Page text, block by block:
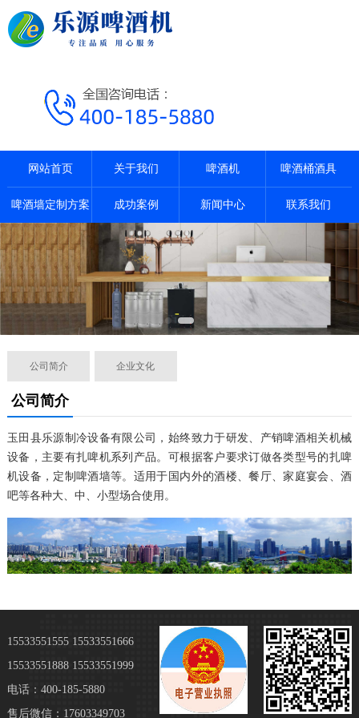
网站首页 关于我们 啤酒机 啤酒桶酒具
啤酒墙定制方案 成功案例 新闻中心 联系我们
公司简介 企业文化
公司简介
玉田县乐源制冷设备有限公司，始终致力于研发、产销啤酒相关机械
设备，主要有扎啤机系列产品。可根据客户要求订做各类型号的扎啤
机设备，定制啤酒墙等。适用于国内外的酒楼、餐厅、家庭宴会、酒
吧等各种大、中、小型场合使用。
15533551555 15533551666
15533551888 15533551999
电话：400-185-5880
售后微信：17603349703